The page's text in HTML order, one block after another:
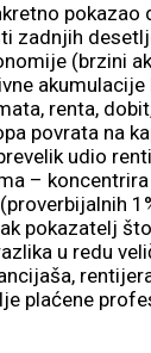
pokazao
zadnjih
(brzini
akumulacije
renta,
povrata na
udio
–
pokazatelj
u redu
plaćene